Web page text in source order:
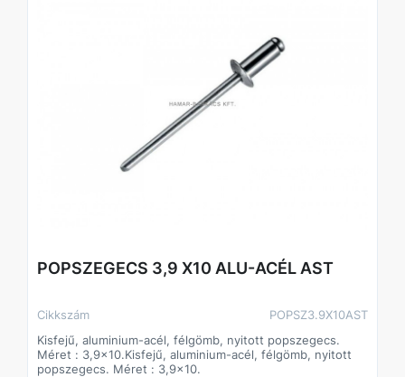
POPSZEGECS 3,9 X10 ALU-ACÉL AST
Cikkszám
POPSZ3.9X10AST
Kisfejű, aluminium-acél, félgömb, nyitott popszegecs.
Méret : 3,9x10.Kisfejű, aluminium-acél, félgömb, nyitott
popszegecs. Méret : 3,9x10.